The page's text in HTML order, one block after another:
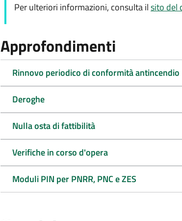
Per ulteriori informazioni, consulta ilsito del
Approfondimenti
Rinnovo periodico di conformità antincendio
Deroghe
Nulla osta di fattibilità
Verifiche in corso d'opera
Moduli PIN per PNRR, PNC e ZES